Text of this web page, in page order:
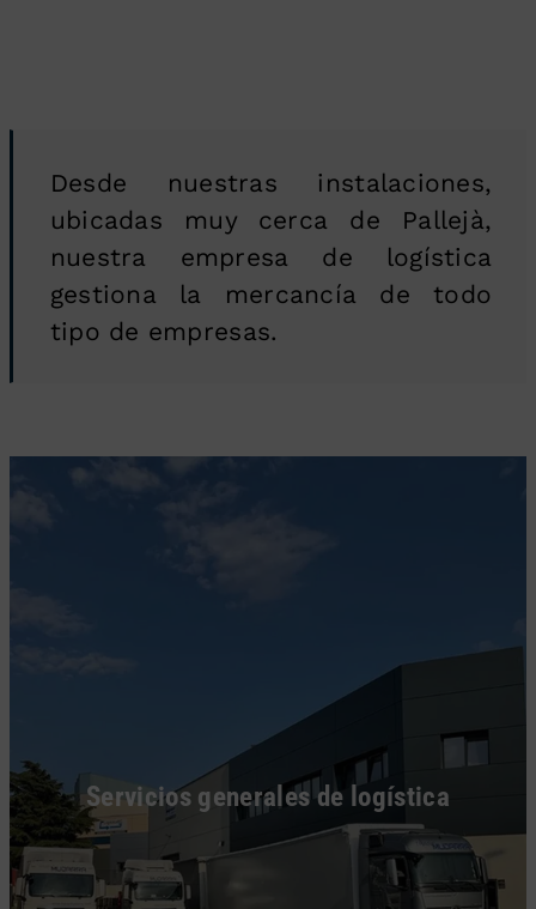
Desde nuestras instalaciones,
ubicadas muy cerca de Pallejà,
nuestra empresa de logística
gestiona la mercancía de todo
tipo de empresas.
Servicios generales de logística